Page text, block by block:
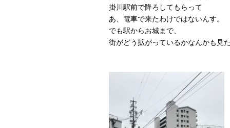
掛川駅前で降ろしてもらって
あ、電車で来たわけではないんす。
でも駅からお城まで、
街がどう拡がっているかなんかも見